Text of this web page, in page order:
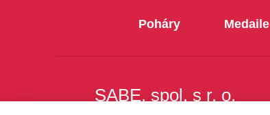
Poháry Medaile
SABE, spol. s r. o.